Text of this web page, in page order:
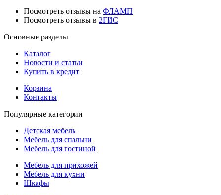
Посмотреть отзывы на ФЛАМП
Посмотреть отзывы в 2ГИС
Основные разделы
Каталог
Новости и статьи
Купить в кредит
Корзина
Контакты
Популярные категории
Детская мебель
Мебель для спальни
Мебель для гостиной
Мебель для прихожей
Мебель для кухни
Шкафы